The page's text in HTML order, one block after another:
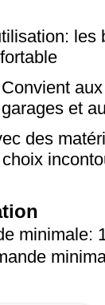
et
des
minimale: